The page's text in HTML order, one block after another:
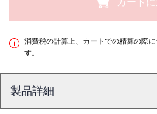
消費税の計算上、カートでの精算の際
す。
製品詳細